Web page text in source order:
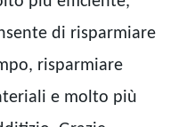
di risparmiare
risparmiare
e molto più